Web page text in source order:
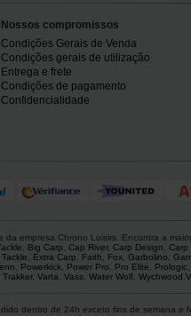
Nossos compromissos
Condições Gerais de Venda
Condições gerais de utilização
Entrega e frete
Condições de pagamento
Confidencialidade
da empresa Chrono Loisirs. Encontra a
Big Carp Cap River, Carp Design Carp
Extra Carp Faith Fox, Garbolino
Powerkick, Power Pro Pro Elite Prologic
Trakker, Varta Vass Water Wolf Wychwood
dentro de 24h exceto fins de semana